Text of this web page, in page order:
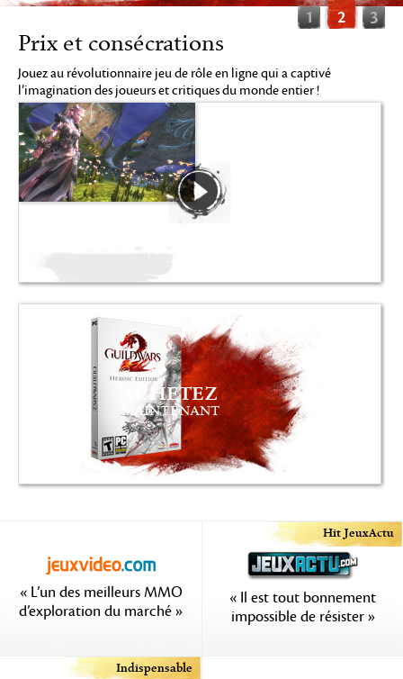
1 2 3
Prix et consécrations
Jouez au révolutionnaire jeu de rôle en ligne qui a captivé
l’imagination des joueurs et critiques du monde entier !
ACHETEZ
MAINTENANT
« L’un des meilleurs MMO
d’exploration du marché »
Hit JeuxActu
« Il est tout bonnement
impossible de résister »
Indispensable